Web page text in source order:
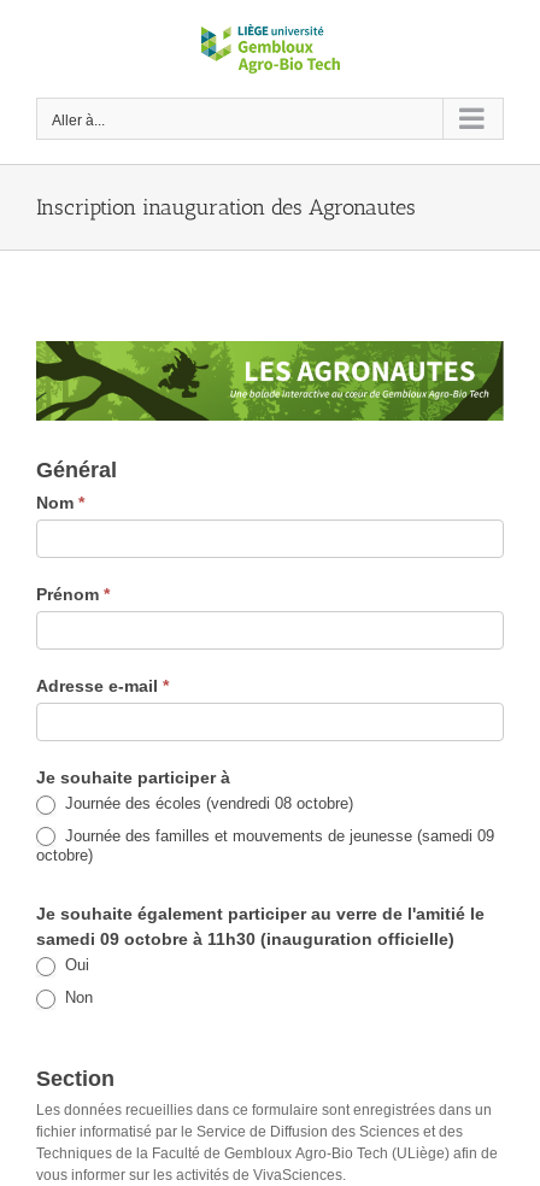
Aller à...
Inscription inauguration des Agronautes
Général
Nom *
Prénom *
Adresse e-mail *
Je souhaite participer à
Journée des écoles (vendredi 08 octobre)
Journée des familles et mouvements de jeunesse (samedi 09
octobre)
Je souhaite également participer au verre de l'amitié le
samedi 09 octobre à 11h30 (inauguration officielle)
Oui
Non
Section
Les données recueillies dans ce formulaire sont enregistrées dans un
fichier informatisé par le Service de Diffusion des Sciences et des
Techniques de la Faculté de Gembloux Agro-Bio Tech (ULiège) afin de
vous informer sur les activités de VivaSciences.